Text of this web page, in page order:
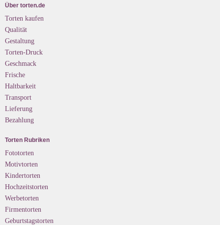
Über torten.de
Torten kaufen
Qualität
Gestaltung
Torten-Druck
Geschmack
Frische
Haltbarkeit
Transport
Lieferung
Bezahlung
Torten Rubriken
Fototorten
Motivtorten
Kindertorten
Hochzeitstorten
Werbetorten
Firmentorten
Geburtstagstorten